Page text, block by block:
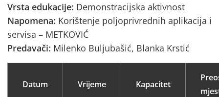
Vrsta edukacije: Demonstracijska aktivnost
Napomena: Korištenje poljoprivrednih aplikacija i
servisa – METKOVIĆ
Predavači: Milenko Buljubašić, Blanka Krstić
Datum Vrijeme Kapacitet